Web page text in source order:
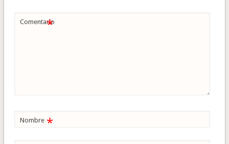
Comentario
*
Nombre *